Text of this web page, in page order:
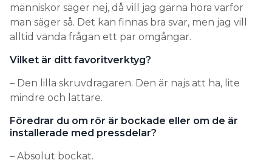
Vilket är ditt favoritverktyg?
– Den lilla skruvdragaren. Den är najs att ha, lite
installerade med pressdelar?
Dold talang?
– Jag gillar att måla tavlor och att fotografera.